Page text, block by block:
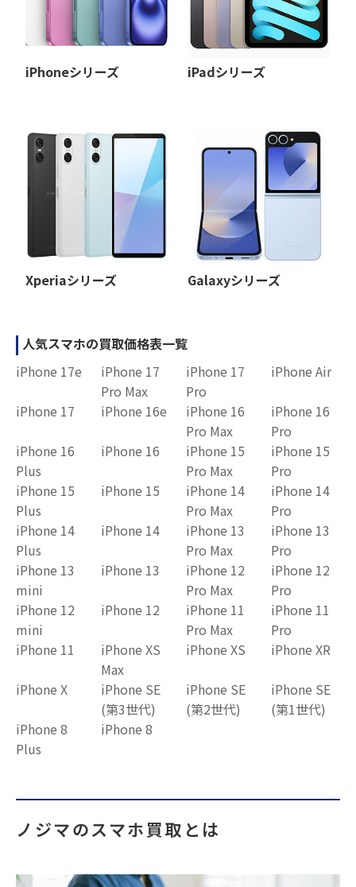
iPhoneシリーズ iPadシリーズ
Xperiaシリーズ Galaxyシリーズ
人気スマホの買取価格表一覧
iPhone 17e
iPhone 17
Pro Max
iPhone 17
Pro
iPhone Air
iPhone 17 iPhone 16e
iPhone 16
Pro Max
iPhone 16
Pro
iPhone 16
Plus
iPhone 16
iPhone 15
Pro Max
iPhone 15
Pro
iPhone 15
Plus
iPhone 15
iPhone 14
Pro Max
iPhone 14
Pro
iPhone 14
Plus
iPhone 14
iPhone 13
Pro Max
iPhone 13
Pro
iPhone 13
mini
iPhone 13
iPhone 12
Pro Max
iPhone 12
Pro
iPhone 12
mini
iPhone 12
iPhone 11
Pro Max
iPhone 11
Pro
iPhone 11
iPhone XS
Max
iPhone XS iPhone XR
iPhone X
iPhone SE
(第3世代)
iPhone SE
(第2世代)
iPhone SE
(第1世代)
iPhone 8
Plus
iPhone 8
ノジマのスマホ買取とは